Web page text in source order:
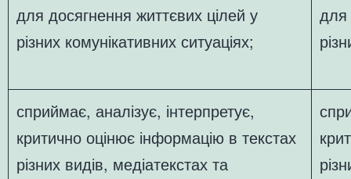
для досягнення життєвих цілей у
різних комунікативних ситуаціях;
для
сприймає, аналізує, інтерпретує,
критично оцінює інформацію в текстах
різних видів, медіатекстах та